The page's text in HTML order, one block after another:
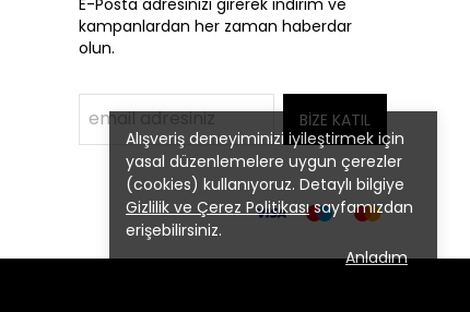
Alışveriş deneyiminizi iyileştirmek için
yasal düzenlemelere uygun çerezler
(cookies) kullanıyoruz. Detaylı bilgiye
Gizlilik ve Çerez Politikasısayfamızdan
erişebilirsiniz.
Anladım
E-Posta adresinizi girerek indirim ve
kampanlardan her zaman haberdar
olun.
BİZE KATIL